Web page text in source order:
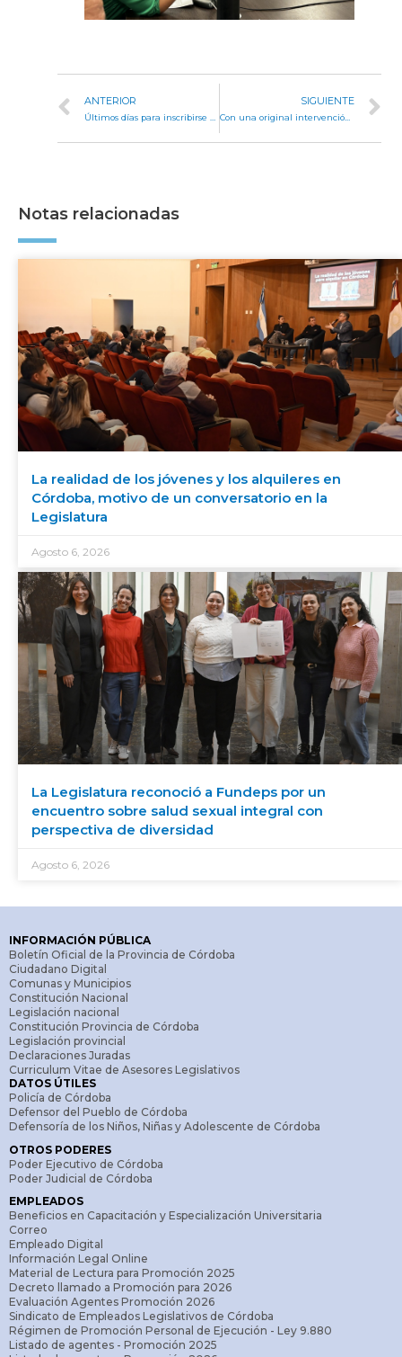
ANTERIOR SIGUIENTE
Con una original intervención artística, quedó inaugurada la muestra “La dinámica del caos” de Pablo Salvador Rocha
Notas relacionadas
La realidad de los jóvenes y los alquileres en
Córdoba, motivo de un conversatorio en la
Legislatura
Agosto 6, 2026
La Legislatura reconoció a Fundeps por un
encuentro sobre salud sexual integral con
perspectiva de diversidad
Agosto 6, 2026
INFORMACIÓN PÚBLICA
Boletín Oficial de la Provincia de Córdoba
Ciudadano Digital
Comunas y Municipios
Constitución Nacional
Legislación nacional
Constitución Provincia de Córdoba
Legislación provincial
Declaraciones Juradas
Curriculum Vitae de Asesores Legislativos
DATOS ÚTILES
Policía de Córdoba
Defensor del Pueblo de Córdoba
Defensoría de los Niños, Niñas y Adolescente de Córdoba
OTROS PODERES
Poder Ejecutivo de Córdoba
Poder Judicial de Córdoba
EMPLEADOS
Beneficios en Capacitación y Especialización Universitaria
Correo
Empleado Digital
Información Legal Online
Material de Lectura para Promoción 2025
Decreto llamado a Promoción para 2026
Evaluación Agentes Promoción 2026
Sindicato de Empleados Legislativos de Córdoba
Régimen de Promoción Personal de Ejecución - Ley 9.880
Listado de agentes - Promoción 2025